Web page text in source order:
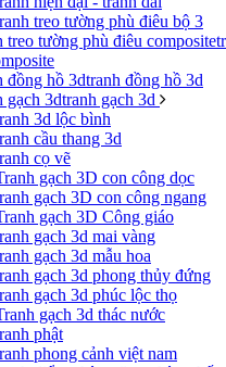
treo tường phù điêu bộ 3
tranh đồng hồ 3d
tranh gạch 3d
3d lộc bình
cầu thang 3d
cọ vẽ
gạch 3D con công dọc
gạch 3D con công ngang
gạch 3D Công giáo
gạch 3d mai vàng
gạch 3d mẫu hoa
gạch 3d phong thủy đứng
gạch 3d phúc lộc thọ
gạch 3d thác nước
phật
phong cảnh việt nam